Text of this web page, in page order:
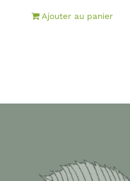
Ajouter au panier